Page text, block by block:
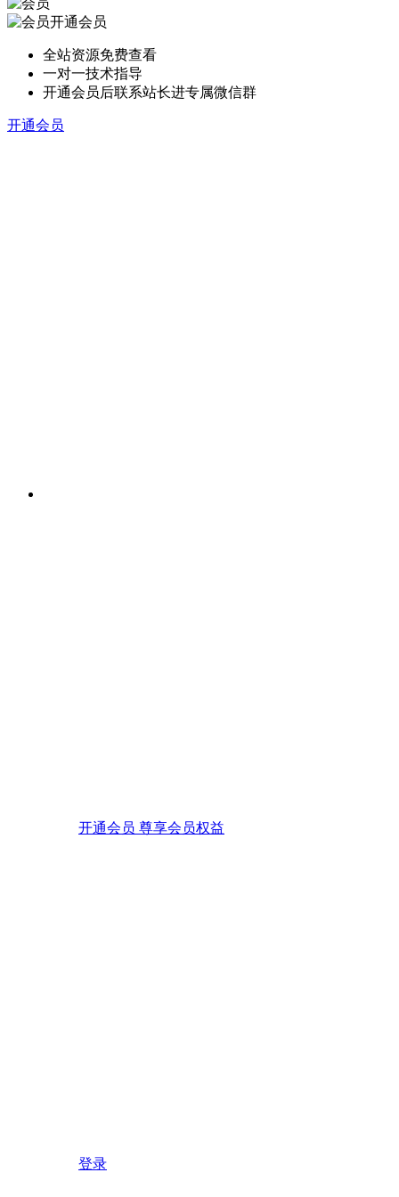
开通会员
全站资源免费查看
一对一技术指导
开通会员后联系站长进专属微信群
开通会员
开通会员 尊享会员权益
登录